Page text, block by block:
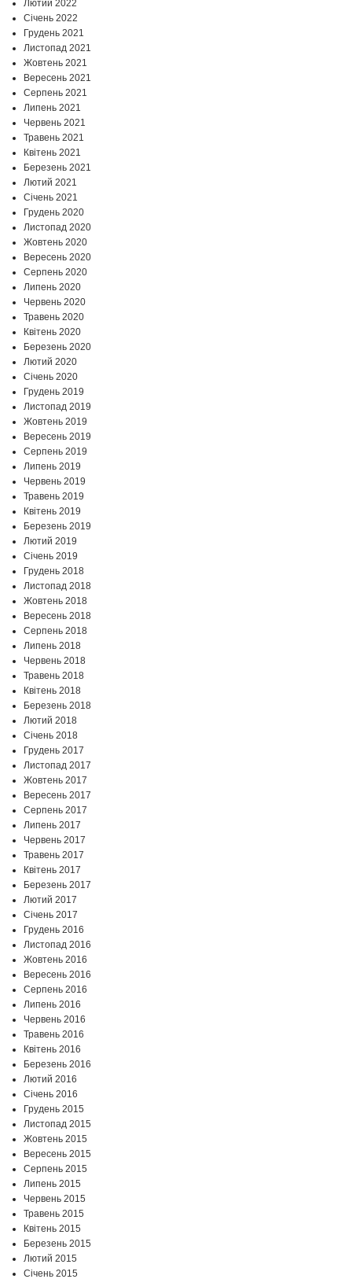
Лютий 2022
Січень 2022
Грудень 2021
Листопад 2021
Жовтень 2021
Вересень 2021
Серпень 2021
Липень 2021
Червень 2021
Травень 2021
Квітень 2021
Березень 2021
Лютий 2021
Січень 2021
Грудень 2020
Листопад 2020
Жовтень 2020
Вересень 2020
Серпень 2020
Липень 2020
Червень 2020
Травень 2020
Квітень 2020
Березень 2020
Лютий 2020
Січень 2020
Грудень 2019
Листопад 2019
Жовтень 2019
Вересень 2019
Серпень 2019
Липень 2019
Червень 2019
Травень 2019
Квітень 2019
Березень 2019
Лютий 2019
Січень 2019
Грудень 2018
Листопад 2018
Жовтень 2018
Вересень 2018
Серпень 2018
Липень 2018
Червень 2018
Травень 2018
Квітень 2018
Березень 2018
Лютий 2018
Січень 2018
Грудень 2017
Листопад 2017
Жовтень 2017
Вересень 2017
Серпень 2017
Липень 2017
Червень 2017
Травень 2017
Квітень 2017
Березень 2017
Лютий 2017
Січень 2017
Грудень 2016
Листопад 2016
Жовтень 2016
Вересень 2016
Серпень 2016
Липень 2016
Червень 2016
Травень 2016
Квітень 2016
Березень 2016
Лютий 2016
Січень 2016
Грудень 2015
Листопад 2015
Жовтень 2015
Вересень 2015
Серпень 2015
Липень 2015
Червень 2015
Травень 2015
Квітень 2015
Березень 2015
Лютий 2015
Січень 2015